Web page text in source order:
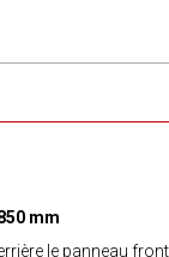
mm
le panneau